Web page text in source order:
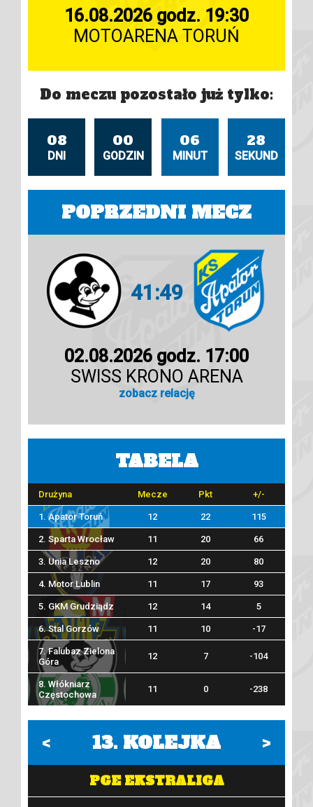
16.08.2026 godz. 19:30
MOTOARENA TORUŃ
Do meczu pozostało już tylko:
08
DNI
00
GODZIN
06
MINUT
27
SEKUND
POPRZEDNI MECZ
41:49
02.08.2026 godz. 17:00
SWISS KRONO ARENA
zobacz relację
TABELA
Drużyna Mecze Pkt +/-
1. Apator Toruń 12 22 115
2. Sparta Wrocław 11 20 66
3. Unia Leszno 12 20 80
4. Motor Lublin 11 17 93
5. GKM Grudziądz 12 14 5
6. Stal Gorzów 11 10 -17
7. Falubaz Zielona
Góra
12 7 -104
8. Włókniarz
Częstochowa
11 0 -238
< 13. KOLEJKA >
PGE EKSTRALIGA